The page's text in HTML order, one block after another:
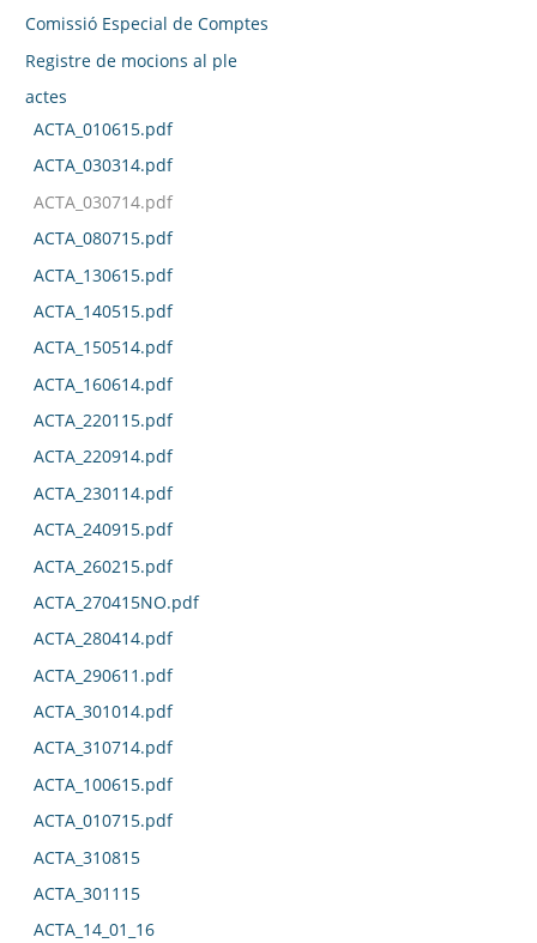
Comissió Especial de Comptes
Registre de mocions al ple
actes
ACTA_010615.pdf
ACTA_030314.pdf
ACTA_030714.pdf
ACTA_080715.pdf
ACTA_130615.pdf
ACTA_140515.pdf
ACTA_150514.pdf
ACTA_160614.pdf
ACTA_220115.pdf
ACTA_220914.pdf
ACTA_230114.pdf
ACTA_240915.pdf
ACTA_260215.pdf
ACTA_270415NO.pdf
ACTA_280414.pdf
ACTA_290611.pdf
ACTA_301014.pdf
ACTA_310714.pdf
ACTA_100615.pdf
ACTA_010715.pdf
ACTA_310815
ACTA_301115
ACTA_14_01_16